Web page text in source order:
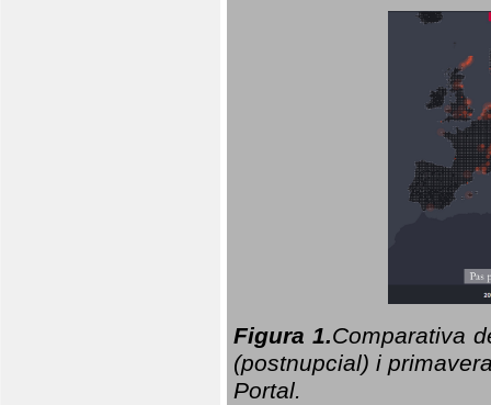
Figura 1.Comparativa
(postnupcial) i
Portal.